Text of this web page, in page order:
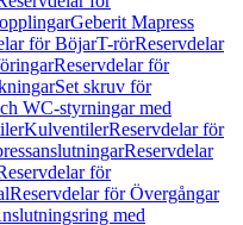
Geberit Mapress
för BöjarT-rörReservdelar
Reservdelar för
Set skruv för
WC-styrningar med
KulventilerReservdelar för
Reservdelar
för
Reservdelar för Övergångar
med